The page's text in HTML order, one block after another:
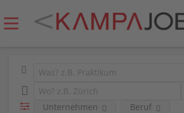
Unternehmen Beruf